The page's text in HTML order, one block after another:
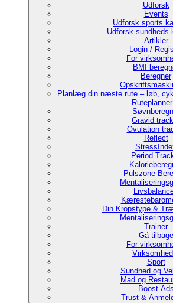
Udforsk
Events
Udforsk sports
Udforsk sundheds
Artikler
Login /
For
BMI
Beregner
Planlæg din næste rute – løb,
Gravid
Ovulation
Reflect
Period
Pulszone
Din Kropstype &
Trainer
Gå tilbage
For
Sport
Sundhed og
Mad og
Boost Ads
Trust &